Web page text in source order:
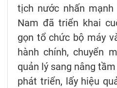
tịch nước nhấn
Nam đã triển khai
gọn tổ chức bộ máy
hành chính, chuyển
quản lý sang nâng
phát triển, lấy hiệu